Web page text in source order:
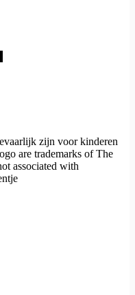
zijn voor kinderen
are trademarks of The
associated with